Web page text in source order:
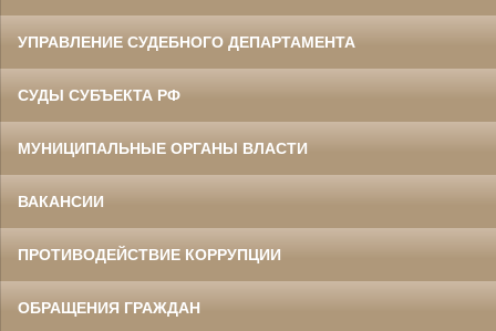
УПРАВЛЕНИЕ СУДЕБНОГО ДЕПАРТАМЕНТА
СУДЫ СУБЪЕКТА РФ
МУНИЦИПАЛЬНЫЕ ОРГАНЫ ВЛАСТИ
ВАКАНСИИ
ПРОТИВОДЕЙСТВИЕ КОРРУПЦИИ
ОБРАЩЕНИЯ ГРАЖДАН